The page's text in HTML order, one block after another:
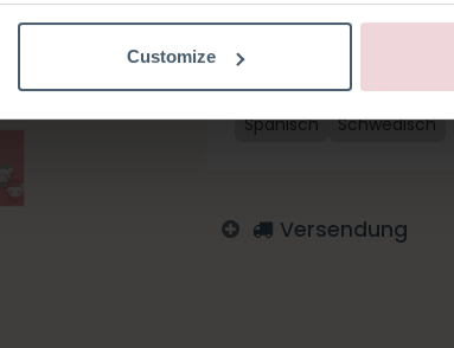
Customize
Melden Sie sich an, um
Italienisch Englisch
Spanisch
Schwedisch
Versendung